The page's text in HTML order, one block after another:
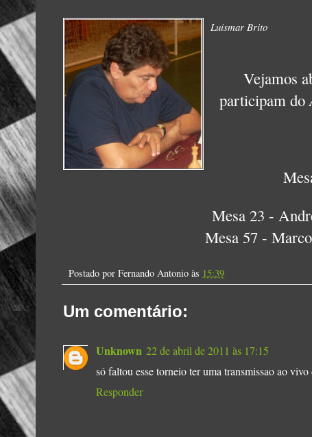
Luismar Brito
Vejamos
participam do
Mesa 23 -
Mesa 57 -
Postado por Fernando Antonio às 15:39
Um comentário:
Unknown 22 de abril de 2011 às 17:15
só faltou esse torneio ter uma transmissao ao vivo
Responder